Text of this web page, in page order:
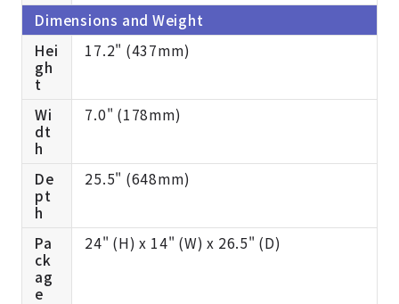
Dimensions and Weight
Hei
gh
t
17.2" (437mm)
Wi
dt
h
7.0" (178mm)
De
pt
h
25.5" (648mm)
Pa
ck
ag
e
24" (H) x 14" (W) x 26.5" (D)